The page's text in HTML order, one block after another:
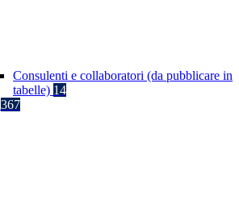
Consulenti e collaboratori (da pubblicare in
tabelle) 14
367